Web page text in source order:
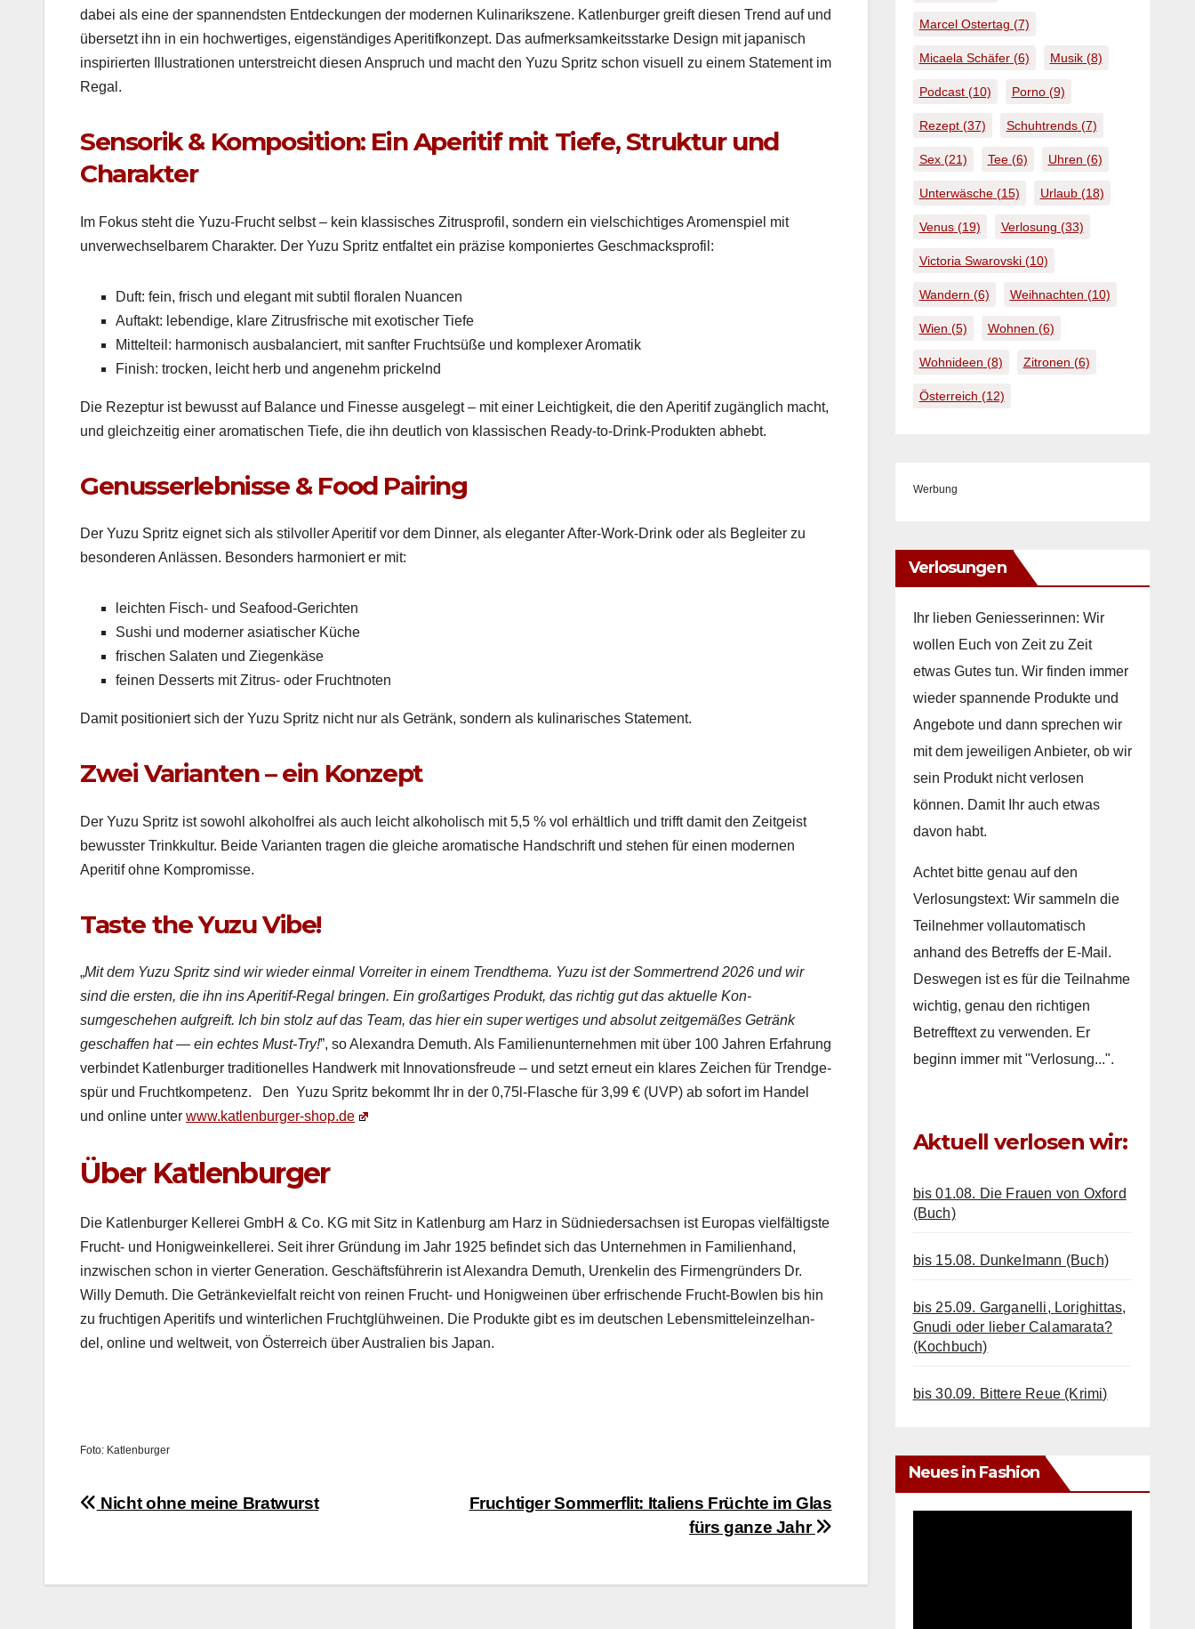
dabei als eine der span­nend­sten Ent­deck­un­gen der mod­er­nen Kuli­narik­szene. Katlen­burg­er greift diesen Trend auf und
über­set­zt ihn in ein hochw­er­tiges, eigen­ständi­ges Aper­i­tifkonzept. Das aufmerk­samkeitsstarke Design mit japanisch
inspiri­erten Illus­tra­tio­nen unter­stre­icht diesen Anspruch und macht den Yuzu Spritz schon visuell zu einem State­ment im
Regal.
Sensorik & Komposition: Ein Aperitif mit Tiefe, Struktur und
Charakter ­
Im Fokus ste­ht die Yuzu-Frucht selb­st – kein klas­sis­ches Zitruspro­fil, son­dern ein vielschichtiges Aromen­spiel mit
unver­wech­sel­barem Charak­ter. Der Yuzu Spritz ent­fal­tet ein präzise kom­poniertes Geschmack­spro­fil:
Duft: fein, frisch und ele­gant mit sub­til flo­ralen Nuan­cen
Auf­takt: lebendi­ge, klare Zitrusfrische mit exo­tis­ch­er Tiefe
Mit­tel­teil: har­monisch aus­bal­anciert, mit san­fter Frucht­süße und kom­plex­er Aro­matik
Fin­ish: trock­en, leicht herb und angenehm prick­el­nd
Die Rezep­tur ist bewusst auf Bal­ance und Finesse aus­gelegt – mit ein­er Leichtigkeit, die den Aper­i­tif zugänglich macht,
und gle­ichzeit­ig ein­er aro­ma­tis­chen Tiefe, die ihn deut­lich von klas­sis­chen Ready-to-Drink-Pro­duk­ten abhebt.
Genusserlebnisse & Food Pairing
­Der Yuzu Spritz eignet sich als stil­voller Aper­i­tif vor dem Din­ner, als ele­gan­ter After-Work-Drink oder als Begleit­er zu
beson­deren Anlässen. Beson­ders har­moniert er mit:
leicht­en Fisch- und Seafood-Gericht­en
Sushi und mod­ern­er asi­atis­ch­er Küche
frischen Salat­en und Ziegenkäse
feinen Desserts mit Zitrus- oder Frucht­noten
Damit posi­tion­iert sich der Yuzu Spritz nicht nur als Getränk, son­dern als kuli­nar­isches State­ment.
Zwei Varianten – ein Konzept ­
Der Yuzu Spritz ist sowohl alko­hol­frei als auch leicht alko­holisch mit 5,5 % vol erhältlich und trifft damit den Zeit­geist
bewusster Trinkkul­tur. Bei­de Vari­anten tra­gen die gle­iche aro­ma­tis­che Hand­schrift und ste­hen für einen mod­er­nen
Aper­i­tif ohne Kom­pro­misse.
Taste the Yuzu Vibe! ­
„Mit dem Yuzu Spritz sind wir wieder ein­mal Vor­re­it­er in einem Trendthe­ma. Yuzu ist der Som­mertrend 2026 und wir
sind die ersten, die ihn ins Aper­i­tif-Regal brin­gen. Ein großar­tiges Pro­dukt, das richtig gut das aktuelle Kon­
sumgeschehen auf­greift. Ich bin stolz auf das Team, das hier ein super wer­tiges und abso­lut zeit­gemäßes Getränk
geschaf­fen hat — ein echt­es Must-Try!”, so Alexan­dra Demuth. Als Fam­i­lienun­ternehmen mit über 100 Jahren Erfahrung
verbindet Katlen­burg­er tra­di­tionelles Handw­erk mit Inno­va­tions­freude – und set­zt erneut ein klares Zeichen für Trendge­
spür und Fruchtkom­pe­tenz. ­ ­ ­Den Yuzu Spritz bekommt Ihr in der 0,75l-Flasche für 3,99 € (UVP) ab sofort im Han­del
und online unter www.katlenburger-shop.de
Über Katlenburger
Die Katlen­burg­er Kellerei GmbH & Co. KG mit Sitz in Katlen­burg am Harz in Süd­nieder­sach­sen ist Europas vielfältig­ste
Frucht- und Honig­weinkellerei. Seit ihrer Grün­dung im Jahr 1925 befind­et sich das Unternehmen in Fam­i­lien­hand,
inzwis­chen schon in viert­er Gen­er­a­tion. Geschäfts­führerin ist Alexan­dra Demuth, Urenke­lin des Fir­men­grün­ders Dr.
Willy Demuth. Die Getränke­vielfalt reicht von reinen Frucht- und Honig­weinen über erfrischende Frucht-Bowlen bis hin
zu fruchti­gen Aper­i­tifs und win­ter­lichen Frucht­glüh­weinen. Die Pro­duk­te gibt es im deutschen Lebens­mit­teleinzel­han­
del, online und weltweit, von Öster­re­ich über Aus­tralien bis Japan. ­ ­ ­ ­ ­ ­
Foto: Katlen­burg­er
Beitragsnavigation
Fruchtiger Sommerflit: Italiens Früchte im Glas
fürs ganze Jahr
Nicht ohne meine Bratwurst
Marcel Ostertag (7)
Micaela Schäfer(6) Musik(8)
Podcast(10) Porno(9)
Rezept(37) Schuhtrends(7)
Sex(21) Tee(6) Uhren (6)
Unterwäsche(15) Urlaub(18)
Venus(19) Verlosung (33)
Victoria Swarovski(10)
Wandern (6) Weihnachten (10)
Wien (5) Wohnen (6)
Wohnideen (8) Zitronen (6)
Österreich (12)
Werbung
Verlosungen
Ihr lieben Geniesserinnen: Wir
wollen Euch von Zeit zu Zeit
etwas Gutes tun. Wir finden immer
wieder spannende Produkte und
Angebote und dann sprechen wir
mit dem jeweiligen Anbieter, ob wir
sein Produkt nicht verlosen
können. Damit Ihr auch etwas
davon habt.
Achtet bitte genau auf den
Verlosungstext: Wir sammeln die
Teilnehmer vollautomatisch
anhand des Betreffs der E-Mail.
Deswegen ist es für die Teilnahme
wichtig, genau den richtigen
Betrefftext zu verwenden. Er
beginn immer mit "Verlosung...".
Aktuell verlosen wir:
bis 01.08. Die Frauen von Oxford
(Buch)
bis 15.08. Dunkelmann (Buch)
bis 25.09. Garganelli, Lorighittas,
Gnudi oder lieber Calamarata?
(Kochbuch)
bis 30.09. Bittere Reue (Krimi)
Neues in Fashion